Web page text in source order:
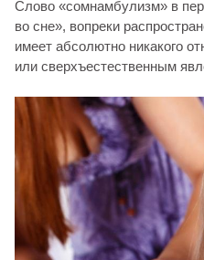
Слово «сомнамбулизм» в
во сне», вопреки
имеет абсолютно никакого
или сверхъестественным